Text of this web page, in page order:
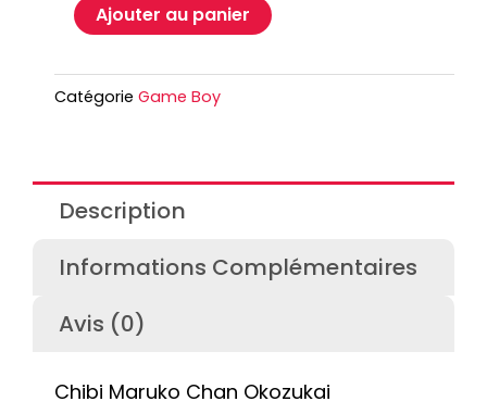
Ajouter au panier
Catégorie Game Boy
Description
Informations Complémentaires
Avis (0)
Chibi Maruko Chan Okozukai